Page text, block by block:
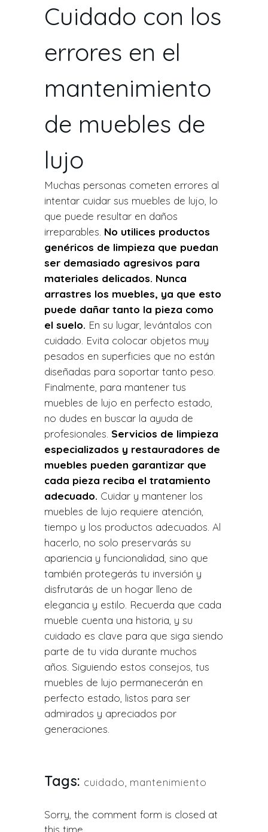
Cuidado con los
errores en el
mantenimiento
de muebles de
lujo
Muchas personas cometen errores al
intentar cuidar sus muebles de lujo, lo
que puede resultar en daños
irreparables. No utilices productos
genéricos de limpieza que puedan
ser demasiado agresivos para
materiales delicados. Nunca
arrastres los muebles, ya que esto
puede dañar tanto la pieza como
el suelo. En su lugar, levántalos con
cuidado. Evita colocar objetos muy
pesados en superficies que no están
diseñadas para soportar tanto peso.
Finalmente, para mantener tus
muebles de lujo en perfecto estado,
no dudes en buscar la ayuda de
profesionales. Servicios de limpieza
especializados y restauradores de
muebles pueden garantizar que
cada pieza reciba el tratamiento
adecuado. Cuidar y mantener los
muebles de lujo requiere atención,
tiempo y los productos adecuados. Al
hacerlo, no solo preservarás su
apariencia y funcionalidad, sino que
también protegerás tu inversión y
disfrutarás de un hogar lleno de
elegancia y estilo. Recuerda que cada
mueble cuenta una historia, y su
cuidado es clave para que siga siendo
parte de tu vida durante muchos
años. Siguiendo estos consejos, tus
muebles de lujo permanecerán en
perfecto estado, listos para ser
admirados y apreciados por
generaciones.
Tags: cuidado mantenimiento
Sorry, the comment form is closed at
this time.